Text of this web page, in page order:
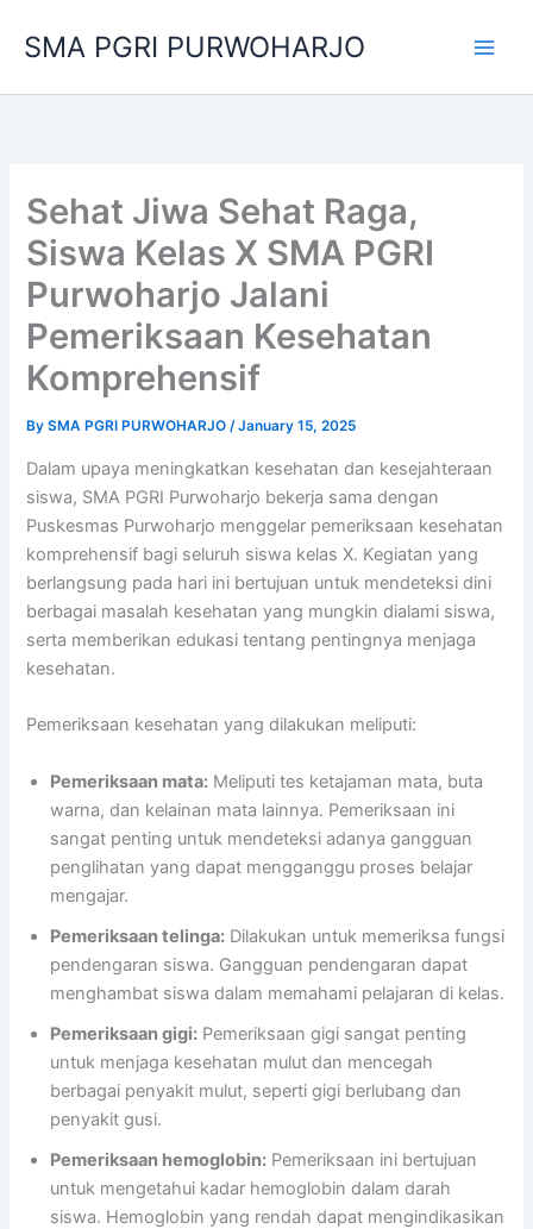
SMA PGRI PURWOHARJO
Sehat Jiwa Sehat Raga,
Siswa Kelas X SMA PGRI
Purwoharjo Jalani
Pemeriksaan Kesehatan
Komprehensif
BySMA PGRI PURWOHARJO/January 15, 2025
Dalam upaya meningkatkan kesehatan dan kesejahteraan
siswa, SMA PGRI Purwoharjo bekerja sama dengan
Puskesmas Purwoharjo menggelar pemeriksaan kesehatan
komprehensif bagi seluruh siswa kelas X. Kegiatan yang
berlangsung pada hari ini bertujuan untuk mendeteksi dini
berbagai masalah kesehatan yang mungkin dialami siswa,
serta memberikan edukasi tentang pentingnya menjaga
kesehatan.
Pemeriksaan kesehatan yang dilakukan meliputi:
Pemeriksaan mata: Meliputi tes ketajaman mata, buta
warna, dan kelainan mata lainnya. Pemeriksaan ini
sangat penting untuk mendeteksi adanya gangguan
penglihatan yang dapat mengganggu proses belajar
mengajar.
Pemeriksaan telinga: Dilakukan untuk memeriksa fungsi
pendengaran siswa. Gangguan pendengaran dapat
menghambat siswa dalam memahami pelajaran di kelas.
Pemeriksaan gigi: Pemeriksaan gigi sangat penting
untuk menjaga kesehatan mulut dan mencegah
berbagai penyakit mulut, seperti gigi berlubang dan
penyakit gusi.
Pemeriksaan hemoglobin: Pemeriksaan ini bertujuan
untuk mengetahui kadar hemoglobin dalam darah
siswa. Hemoglobin yang rendah dapat mengindikasikan